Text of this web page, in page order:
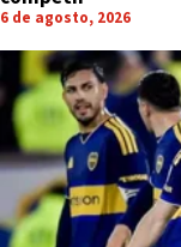
6 de agosto, 2026